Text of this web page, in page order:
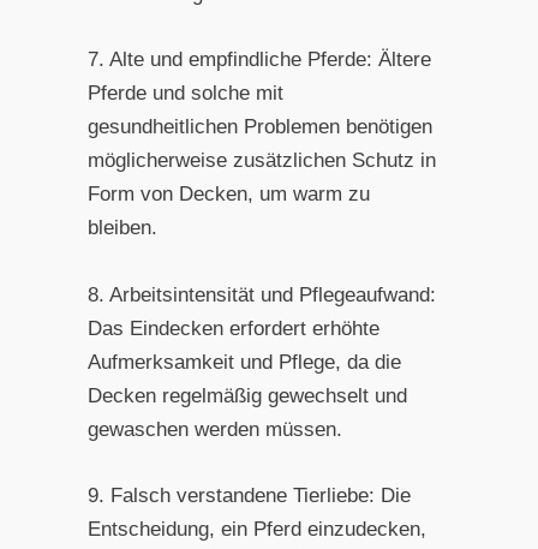
7. Alte und empfindliche Pferde: Ältere
Pferde und solche mit
gesundheitlichen Problemen benötigen
möglicherweise zusätzlichen Schutz in
Form von Decken, um warm zu
bleiben.
8. Arbeitsintensität und Pflegeaufwand:
Das Eindecken erfordert erhöhte
Aufmerksamkeit und Pflege, da die
Decken regelmäßig gewechselt und
gewaschen werden müssen.
9. Falsch verstandene Tierliebe: Die
Entscheidung, ein Pferd einzudecken,